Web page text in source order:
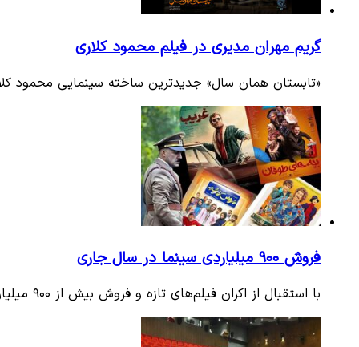
گریم مهران مدیری در فیلم محمود کلاری
«تابستان همان سال» جدیدترین ساخته سینمایی محمود
فروش ۹۰۰ میلیاردی سینما در سال جاری
با استقبال از اکران فیلم‌های تازه و فروش بیش از ۹۰۰ میلیارد تومانی سینمای ایران باید دید فروش گیشه سینما‌ها تا پایان…